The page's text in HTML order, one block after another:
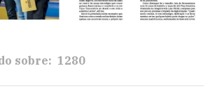
sobre: 1280